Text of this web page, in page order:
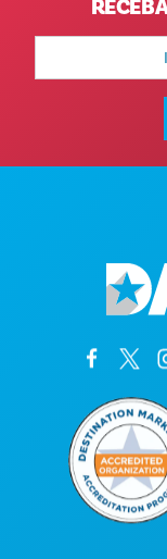
Endereço
e-